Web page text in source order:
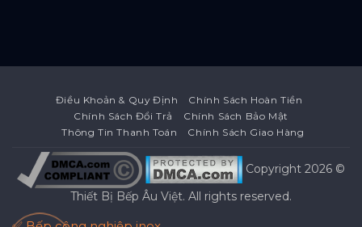
Điều Khoản & Quy Định
Chính Sách Hoàn Tiền
Chính Sách Đổi Trả
Chính Sách Bảo Mật
Thông Tin Thanh Toán
Chính Sách Giao Hàng
Copyright 2026 ©
Thiết Bị Bếp Âu Việt. All rights reserved.